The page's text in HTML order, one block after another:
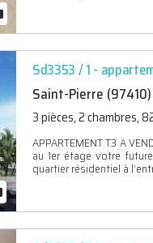
Sd3353 / 1 -
Saint-Pierre (97410)
3 pièces, 2 chambres,
APPARTEMENT T3 A
au 1er étage votre
quartier résidentiel à